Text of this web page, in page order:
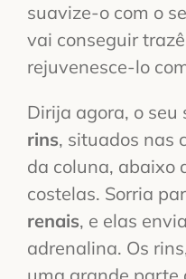
suavize-o com o
vai conseguir
rejuvenesce-lo
Dirija agora, o seu
rins, situados nas
da coluna, abaixo
costelas. Sorria
renais, e elas
adrenalina. Os